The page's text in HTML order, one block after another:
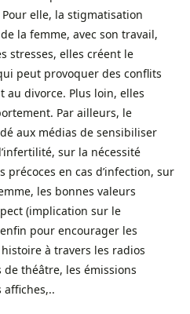
elle, la stigmatisation
la femme, avec son travail,
stresses, elles créent le
peut provoquer des conflits
au divorce. Plus loin, elles
Par ailleurs, le
aux médias de sensibiliser
sur la nécessité
précoces en cas d’infection, sur
les bonnes valeurs
(implication sur le
pour encourager les
à travers les radios
théâtre, les émissions
affiches,..